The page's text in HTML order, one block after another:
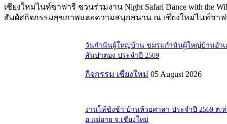
เชียงใหม่ไนท์ซาฟารี ชวนร่วมงาน Night Safari Dance with the
สัมผัสกิจกรรมสุขภาพและความสนุกสนาน ณ เชียงใหม่ไนท์ซาฟ
วันกำนันผู้ใหญ่บ้าน ชมรมกำนันผู้ใหญ่บ้านอำเ
สันป่าตอง ประจำปี 2569
กิจกรรม เชียงใหม่ 05 August 2026
งานโล้ชิงช้า บ้านห้วยศาลา ประจำปี 2569 ต.
อ.แม่อาย จ.เชียงใหม่